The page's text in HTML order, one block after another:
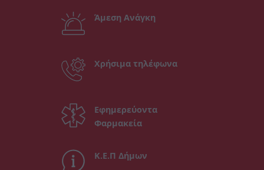
Άμεση Ανάγκη
Χρήσιμα τηλέφωνα
Εφημερεύοντα
Φαρμακεία
Κ.Ε.Π Δήμων